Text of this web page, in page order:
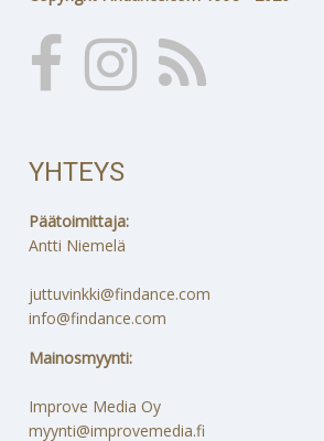
YHTEYS
Päätoimittaja:
Antti Niemelä
juttuvinkki@findance.com
info@findance.com
Mainosmyynti:
Improve Media Oy
myynti@improvemedia.fi